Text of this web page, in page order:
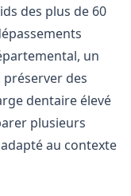
des plus de 60
un
préserver des
dentaire élevé
plusieurs
au contexte